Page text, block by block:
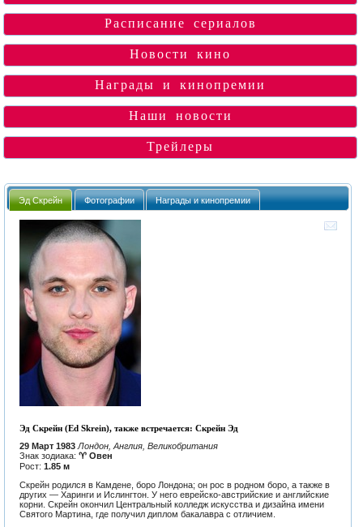
Расписание сериалов
Новости кино
Награды и кинопремии
Наши новости
Трейлеры
Эд Скрейн Фотографии Награды и кинопремии
Эд Скрейн (Ed Skrein), также встречается: Скрейн Эд
29 Март 1983 Лондон, Англия, Великобритания
Знак зодиака: ♈ Овен
Рост: 1.85 м
Скрейн родился в Камдене, боро Лондона; он рос в родном боро, а также в
других — Харинги и Ислингтон. У него еврейско-австрийские и английские
корни. Скрейн окончил Центральный колледж искусства и дизайна имени
Святого Мартина, где получил диплом бакалавра с отличием.